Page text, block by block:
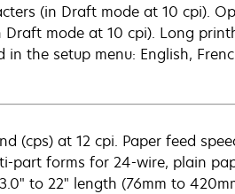
(in Draft mode at 10 cpi).
mode at 10 cpi). Long
the setup menu: English,
(cps) at 12 cpi. Paper feed
part forms for 24-wire, plain
to 22" length (76mm to